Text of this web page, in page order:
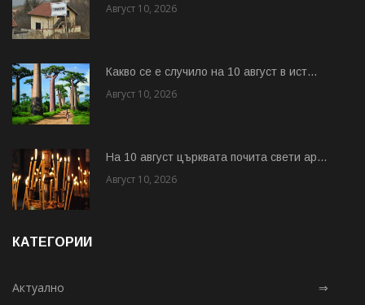
Август 10, 2026
Какво се е случило на 10 август в ист...
Август 10, 2026
На 10 август църквата почита свети ар...
Август 10, 2026
КАТЕГОРИИ
Актуално ⇒